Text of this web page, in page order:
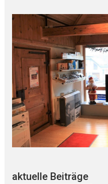
aktuelle Beiträge